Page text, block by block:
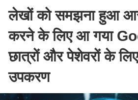
लेखों को समझना हुआ
करने के लिए आ गया
छात्रों और पेशेवरों के
उपकरण